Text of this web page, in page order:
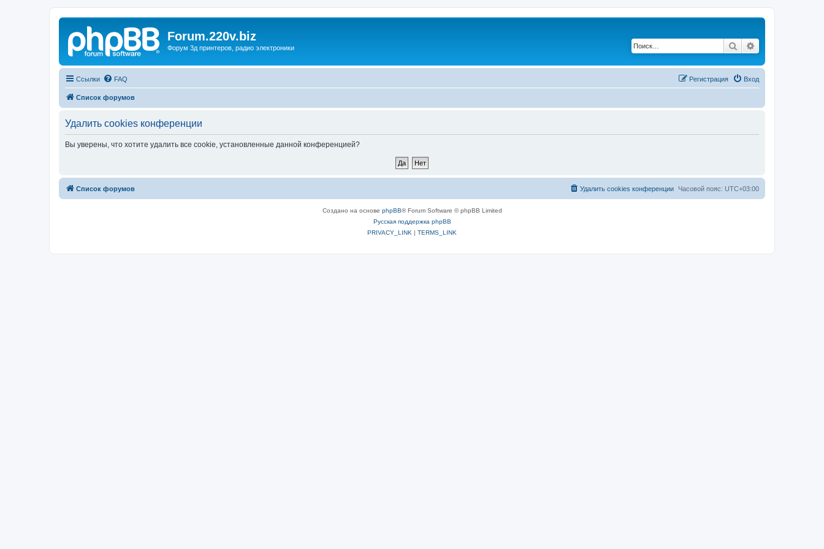
Forum.220v.biz
Форум 3д принтеров, радио электроники Поиск
Ссылки FAQ Вход
Регистрация
Список форумов
Удалить cookies конференции
Вы уверены, что хотите удалить все cookie, установленные данной конференцией?
Список форумов Часовой пояс: UTC+03:00
Удалить cookies конференции
Создано на основе phpBB® Forum Software © phpBB Limited
Русская поддержка phpBB
PRIVACY_LINK | TERMS_LINK